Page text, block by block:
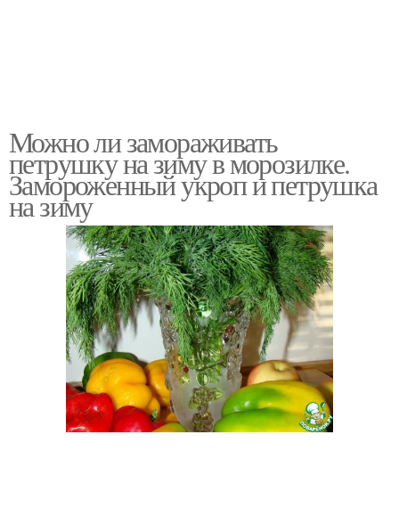
Можно ли замораживать
петрушку на зиму в морозилке.
Замороженный укроп и петрушка
на зиму